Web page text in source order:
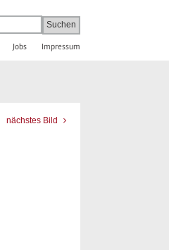
Jobs Impressum
nächstes Bild